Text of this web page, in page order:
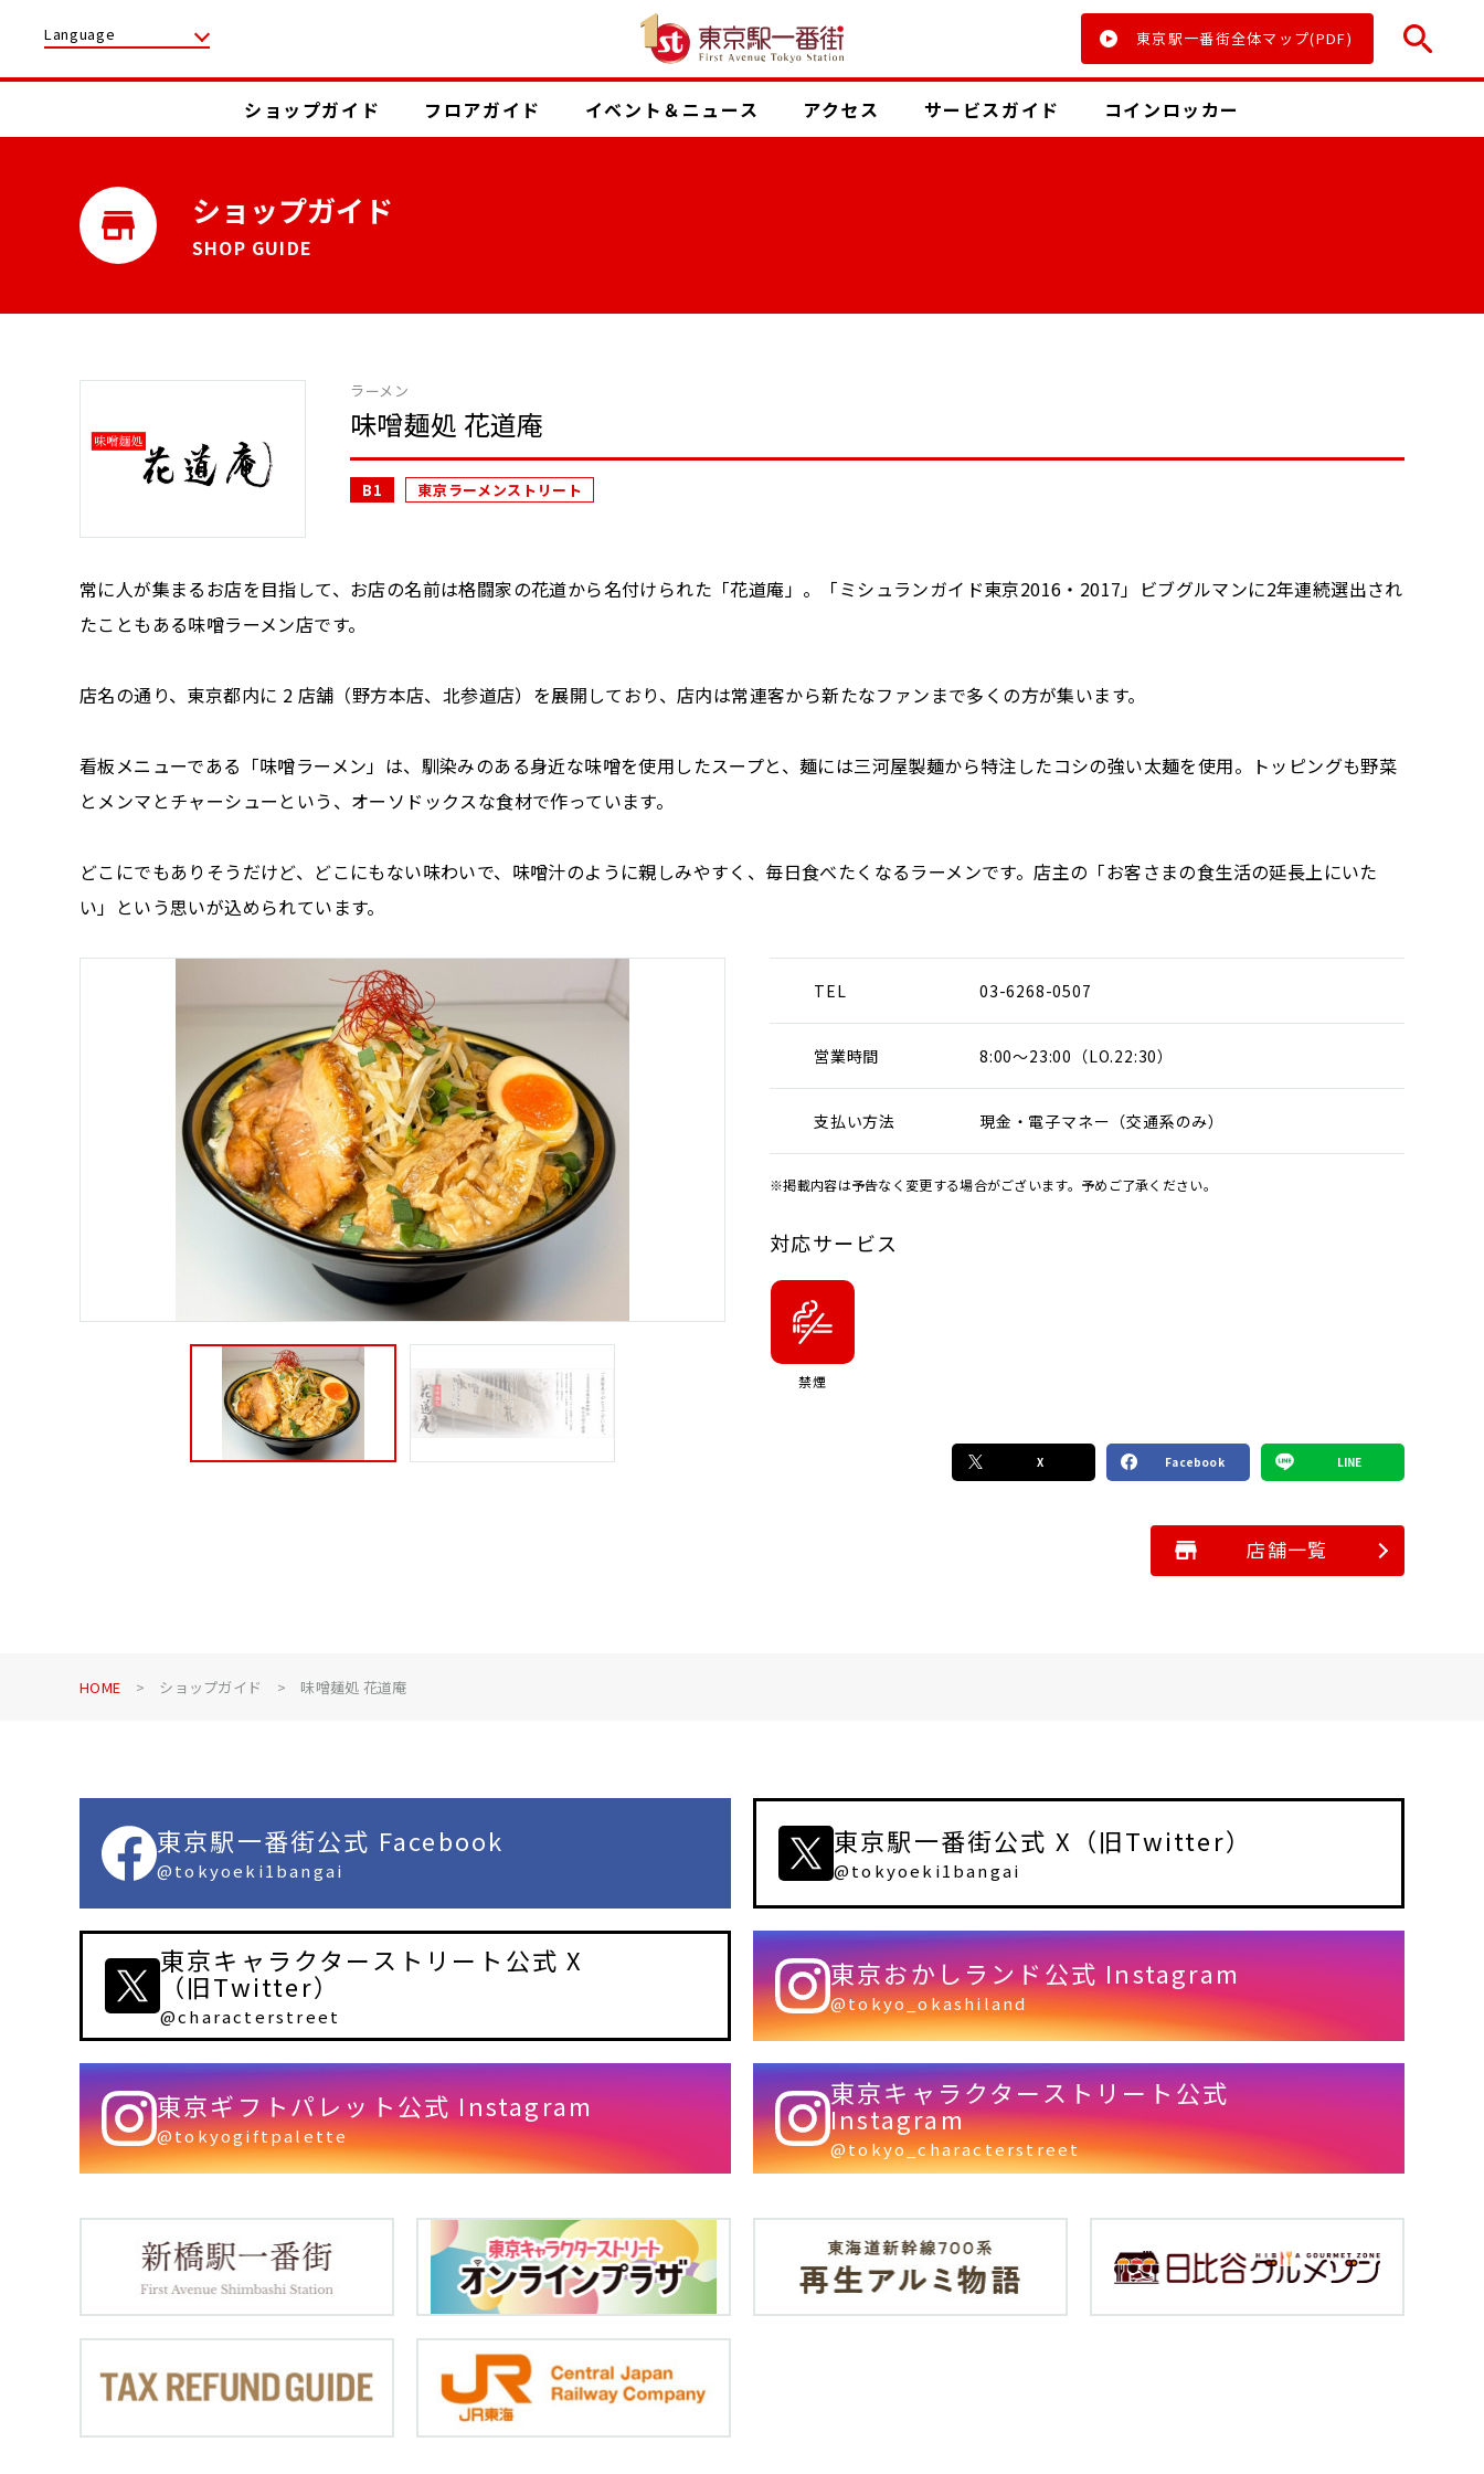
Language 東京駅一番街全体マップ(PDF)
ショップガイド フロアガイド イベント ＆ニュース アクセス サービスガイド コインロッカー
ショップガイド
SHOP GUIDE
ラーメン
味噌麺処 花道庵
B1 東京ラーメンストリート
常に人が集まるお店を目指して、お店の名前は格闘家の花道から名付けられた「花道庵」。「ミシュランガイド東京2016・2017」ビブグルマンに2年連続選出され
たこともある味噌ラーメン店です。
店名の通り、東京都内に 2 店舗（野方本店、北参道店）を展開しており、店内は常連客から新たなファンまで多くの方が集います。
看板メニューである「味噌ラーメン」は、馴染みのある身近な味噌を使用したスープと、麺には三河屋製麺から特注したコシの強い太麺を使用。トッピングも野菜
とメンマとチャーシューという、オーソドックスな食材で作っています。
どこにでもありそうだけど、どこにもない味わいで、味噌汁のように親しみやすく、毎日食べたくなるラーメンです。店主の「お客さまの食生活の延長上にいた
い」という思いが込められています。
TEL 03-6268-0507
営業時間 8:00～23:00（LO.22:30）
支払い方法 現金・電子マネー（交通系のみ）
※掲載内容は予告なく変更する場合がございます。予めご了承ください。
対応サービス
禁煙
X Facebook LINE
店舗一覧
HOME ショップガイド 味噌麺処 花道庵
東京駅一番街公式 Facebook
@tokyoeki1bangai
東京駅一番街公式 X（旧Twitter）
@tokyoeki1bangai
東京キャラクターストリート公式 X
（旧Twitter）
@characterstreet
東京おかしランド公式 Instagram
@tokyo_okashiland
東京ギフトパレット公式 Instagram
@tokyogiftpalette
東京キャラクターストリート公式
Instagram
@tokyo_characterstreet